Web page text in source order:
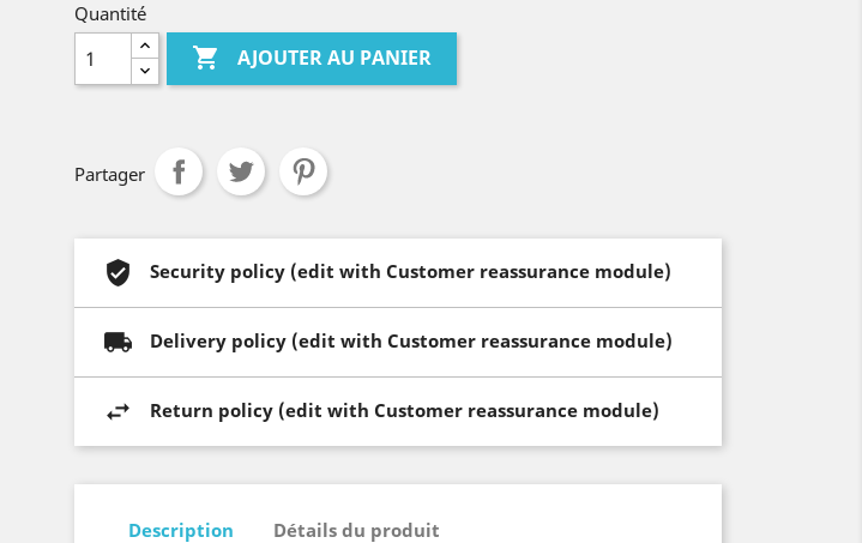
Quantité
 AJOUTER AU PANIER
Partager
Security policy (edit with Customer reassurance module)
Delivery policy (edit with Customer reassurance module)
Return policy (edit with Customer reassurance module)
Description Détails du produit